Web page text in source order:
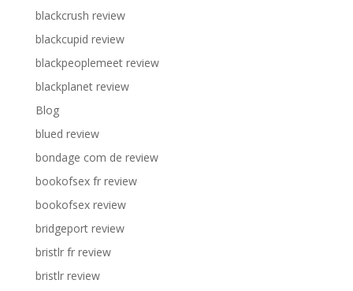
blackcrush review
blackcupid review
blackpeoplemeet review
blackplanet review
Blog
blued review
bondage com de review
bookofsex fr review
bookofsex review
bridgeport review
bristlr fr review
bristlr review